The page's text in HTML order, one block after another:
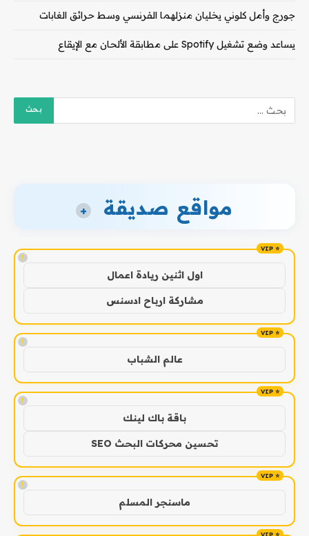
جورج وأمل كلوني يخليان منزلهما الفرنسي وسط حرائق الغابات
يساعد وضع تشغيل Spotify على مطابقة الألحان مع الإيقاع
مواقع صديقة +
!
اول اثنين ريادة اعمال
مشاركة ارباح ادسنس
!
عالم الشباب
!
باقة باك لينك
تحسين محركات البحث SEO
!
ماسنجر المسلم